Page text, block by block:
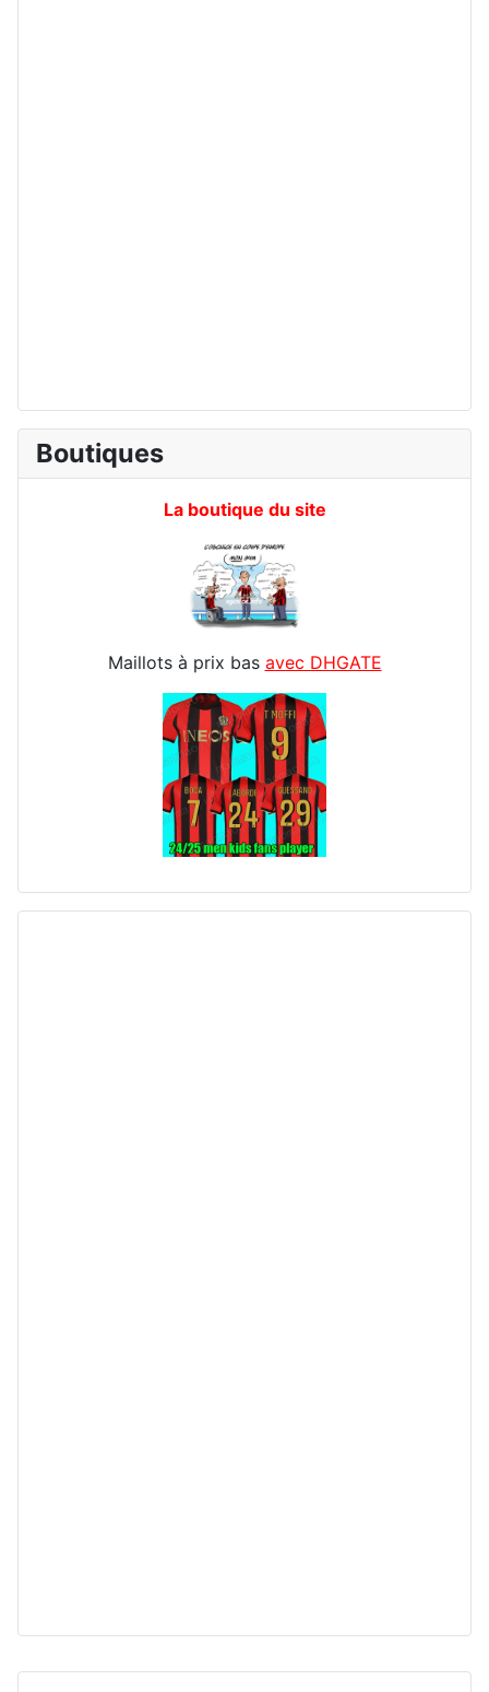
Boutiques
La boutique du site
Maillots à prix bas avec DHGATE